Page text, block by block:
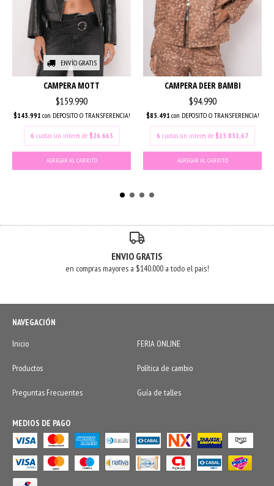
ENVÍO GRATIS
CAMPERA MOTT
$159.990
$143.991 con DEPOSITO O TRANSFERENCIA!
6 cuotas sin interés de $26.665
AGREGAR AL CARRITO
CAMPERA DEER BAMBI
$94.990
$85.491 con DEPOSITO O TRANSFERENCIA!
6 cuotas sin interés de $15.831,67
AGREGAR AL CARRITO
ENVIO GRATIS
en compras mayores a $140.000 a todo el pais!
NAVEGACIÓN
Inicio
FERIA ONLINE
Productos Política de cambio
Preguntas Frecuentes Guía de talles
MEDIOS DE PAGO